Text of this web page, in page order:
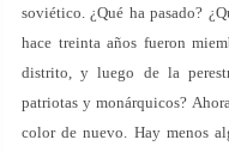
soviético. ¿Qué ha pasado?
hace treinta años fueron
distrito, y luego de la
patriotas y monárquicos?
color de nuevo. Hay menos